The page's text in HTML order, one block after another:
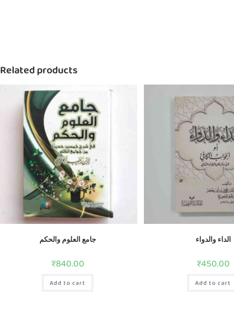
Related products
جامع العلوم والحكم
₹840.00
Add to cart
الداء والدواء
₹450.00
Add to cart